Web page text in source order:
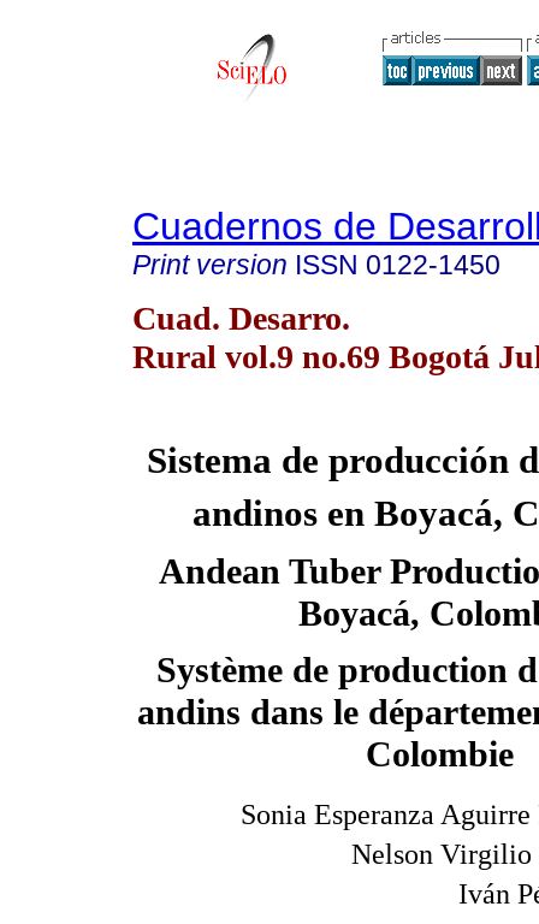
Cuadernos de
Print version ISSN 0122-1450
Cuad. Desarro.
Rural vol.9 no.69 Bogotá
Sistema de producción
andinos en Boyacá,
Andean Tuber
Boyacá,
Système de production
andins dans le
Colombie
Sonia Esperanza Aguirre
Nelson Virgilio
Iván